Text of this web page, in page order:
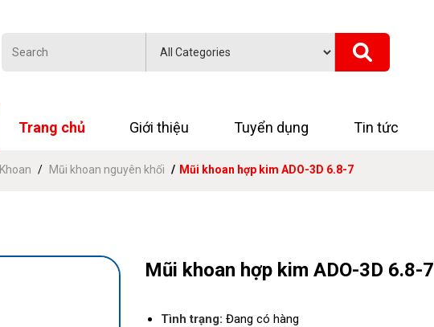
Trang chủ Giới thiệu Tuyển dụng Tin tức
Khoan Mũi khoan nguyên khối Mũi khoan hợp kim ADO-3D 6.8-7
Mũi khoan hợp kim ADO-3D 6.8-7
Tình trạng: Đang có hàng